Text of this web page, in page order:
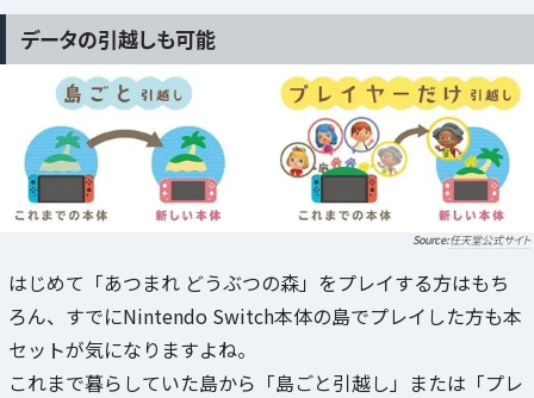
データの引越しも可能
任天堂公式サイト
はじめて「あつまれ どうぶつの森」をプレイする方はもち
ろん、すでにNintendo Switch本体の島でプレイした方も本
セットが気になりますよね。
これまで暮らしていた島から「島ごと引越し」または「プレ